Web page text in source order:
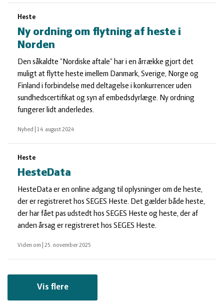
Heste
Ny ordning om flytning af heste i
Norden
Den såkaldte ”Nordiske aftale” har i en årrække gjort det
muligt at flytte heste imellem Danmark, Sverige, Norge og
Finland i forbindelse med deltagelse i konkurrencer uden
sundhedscertifikat og syn af embedsdyrlæge. Ny ordning
fungerer lidt anderledes.
Nyhed 14. august 2024
Heste
HesteData
HesteData er en online adgang til oplysninger om de heste,
der er registreret hos SEGES Heste. Det gælder både heste,
der har fået pas udstedt hos SEGES Heste og heste, der af
anden årsag er registreret hos SEGES Heste.
Viden om 25. november 2025
Vis flere